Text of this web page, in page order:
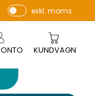
P
e
r
vi
exkl. moms
KUNDVAGN